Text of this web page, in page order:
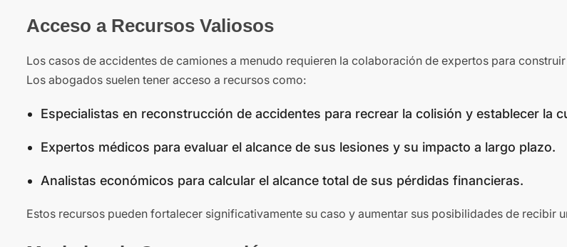
Acceso a Recursos Valiosos
Los casos de accidentes de camiones a menudo requieren la colaboración de expertos para
Los abogados suelen tener acceso a recursos como:
Especialistas en reconstrucción de accidentes para recrear la colisión y establecer la
Expertos médicos para evaluar el alcance de sus lesiones y su impacto a largo plazo.
Analistas económicos para calcular el alcance total de sus pérdidas financieras.
Estos recursos pueden fortalecer significativamente su caso y aumentar sus posibilidades de recibir